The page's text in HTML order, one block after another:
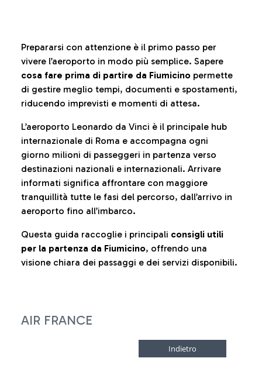
Prepararsi con attenzione è il primo passo per
vivere l’aeroporto in modo più semplice. Sapere
cosa fare prima di partire da Fiumicino permette
di gestire meglio tempi, documenti e spostamenti,
riducendo imprevisti e momenti di attesa.
L’aeroporto Leonardo da Vinci è il principale hub
internazionale di Roma e accompagna ogni
giorno milioni di passeggeri in partenza verso
destinazioni nazionali e internazionali. Arrivare
informati significa affrontare con maggiore
tranquillità tutte le fasi del percorso, dall’arrivo in
aeroporto fino all’imbarco.
Questa guida raccoglie i principali consigli utili
per la partenza da Fiumicino, offrendo una
visione chiara dei passaggi e dei servizi disponibili.
AIR FRANCE